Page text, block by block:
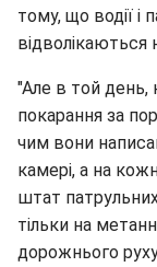
тому, що водії і
відволікаються
"Але в той день,
покарання за
чим вони
камері, а на
штат
тільки на
дорожнього